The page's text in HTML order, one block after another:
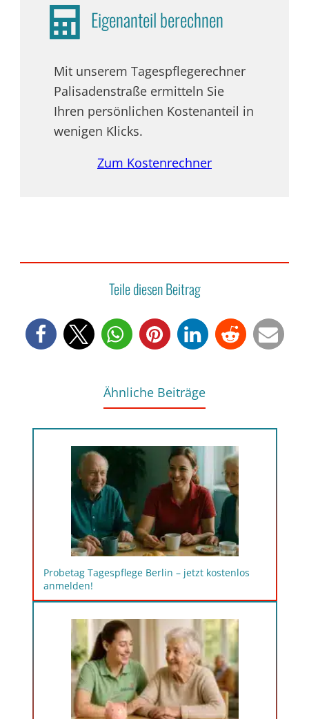
Eigenanteil berechnen
Mit unserem Tagespflegerechner
Palisadenstraße ermitteln Sie
Ihren persönlichen Kosten­anteil in
wenigen Klicks.
Zum Kostenrechner
Teile diesen Beitrag
Ähnliche Beiträge
Probetag Tagespflege Berlin – jetzt kostenlos
anmelden!